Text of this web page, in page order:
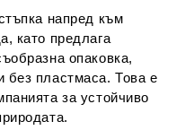
напред към
като предлага
опаковка,
без пластмаса. Това е
за устойчиво